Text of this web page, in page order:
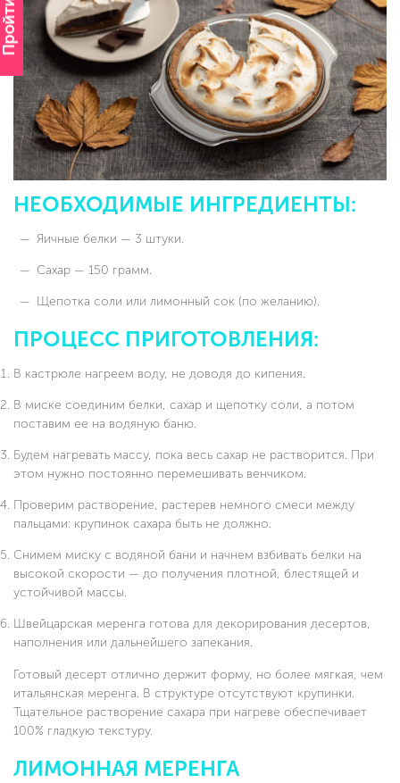
НЕОБХОДИМЫЕ ИНГРЕДИЕНТЫ:
Яичные белки — 3 штуки.
Сахар — 150 грамм.
Щепотка соли или лимонный сок (по желанию).
ПРОЦЕСС ПРИГОТОВЛЕНИЯ:
В кастрюле нагреем воду, не доводя до кипения.
В миске соединим белки, сахар и щепотку соли, а потом
поставим ее на водяную баню.
Будем нагревать массу, пока весь сахар не растворится. При
этом нужно постоянно перемешивать венчиком.
Проверим растворение, растерев немного смеси между
пальцами: крупинок сахара быть не должно.
Снимем миску с водяной бани и начнем взбивать белки на
высокой скорости — до получения плотной, блестящей и
устойчивой массы.
Швейцарская меренга готова для декорирования десертов,
наполнения или дальнейшего запекания.
Готовый десерт отлично держит форму, но более мягкая, чем
итальянская меренга. В структуре отсутствуют крупинки.
Тщательное растворение сахара при нагреве обеспечивает
100% гладкую текстуру.
ЛИМОННАЯ МЕРЕНГА